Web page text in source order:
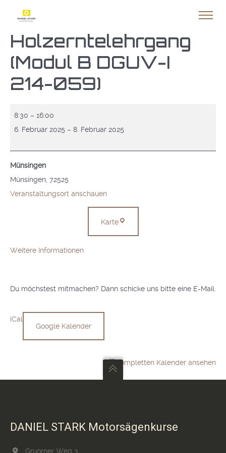
Holzerntelehrgang
(Modul B DGUV-I
214-059)
Holzerntelehrgang
(Modul
DGUV-
I
214-
059)
8:30 – 16:00
6. Februar 2025 – 8. Februar 2025
Münsingen
Münsingen 72525
Veranstaltungsort anschauen
KarteMünsingen
Weitere Informationen
Du möchstest mitmachen? Dann schicke uns bitte eine E-Mail.
iCal
Google Kalender
Kompletten Kalender ansehen
DANIEL STARK Motorsägenkurse
Gruorner Weg 3